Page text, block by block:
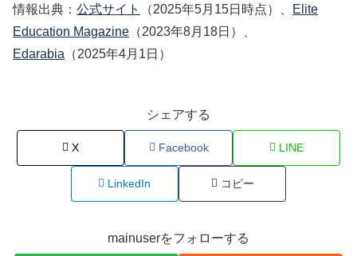
情報出典： 公式サイト （2025年5月15日時点）、
Elite
Education Magazine （2023年8月18日）、
Edarabia （2025年4月1日）
シェアする
X Facebook LINE
LinkedIn コピー
mainuserをフォローする